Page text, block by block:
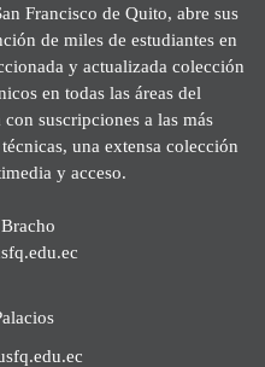
Francisco de Quito, abre sus
de miles de estudiantes en
y actualizada colección
en todas las áreas del
suscripciones a las más
una extensa colección
y acceso.